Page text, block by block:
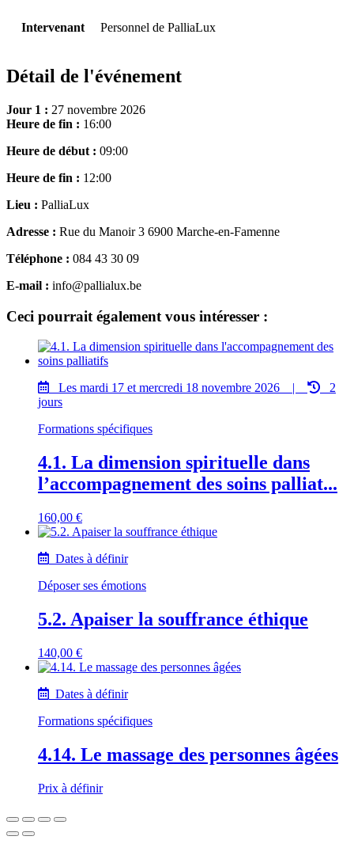
Intervenant Personnel de PalliaLux
Détail de l'événement
Jour 1 : 27 novembre 2026
Heure de fin : 16:00
Heure de début : 09:00
Heure de fin : 12:00
Lieu : PalliaLux
Adresse : Rue du Manoir 3 6900 Marche-en-Famenne
Téléphone : 084 43 30 09
E-mail : info@pallialux.be
Ceci pourrait également vous intéresser :
Les mardi 17 et mercredi 18 novembre 2026 |
2
jours
Formations spécifiques
4.1. La dimension spirituelle dans
l’accompagnement des soins palliat...
160,00 €
Dates à définir
Déposer ses émotions
5.2. Apaiser la souffrance éthique
140,00 €
Dates à définir
Formations spécifiques
4.14. Le massage des personnes âgées
Prix à définir